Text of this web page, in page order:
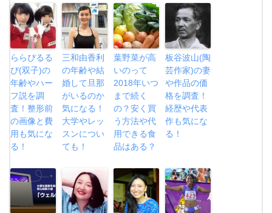
ららぴるる
ぴ(双子)の
年齢やハー
フ説を調
査！整形前
の画像と費
用も気にな
る！
三和由香利
の年齢や結
婚して旦那
がいるのか
気になる！
大学やレッ
スンについ
ても！
葉野菜が高
いのって
2018年いつ
まで続く
の？安く買
う方法や代
用できる食
品はある？
板谷波山(陶
芸作家)の妻
や作品の価
格を調査！
経歴や代表
作も気にな
る！